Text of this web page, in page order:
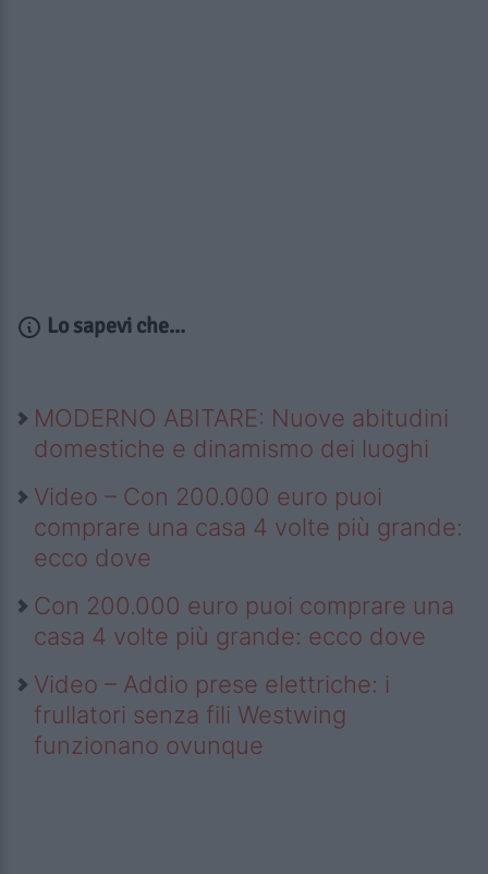
Lo sapevi che...
MODERNO ABITARE: Nuove abitudini
domestiche e dinamismo dei luoghi
Video – Con 200.000 euro puoi
comprare una casa 4 volte più grande:
ecco dove
Con 200.000 euro puoi comprare una
casa 4 volte più grande: ecco dove
Video – Addio prese elettriche: i
frullatori senza fili Westwing
funzionano ovunque